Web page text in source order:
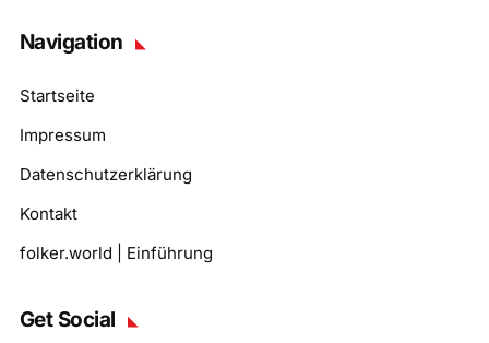
Navigation
Startseite
Impressum
Datenschutzerklärung
Kontakt
folker.world | Einführung
Get Social